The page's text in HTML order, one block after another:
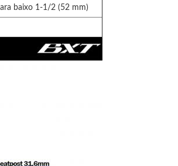
baixo 1-1/2 (52 mm)